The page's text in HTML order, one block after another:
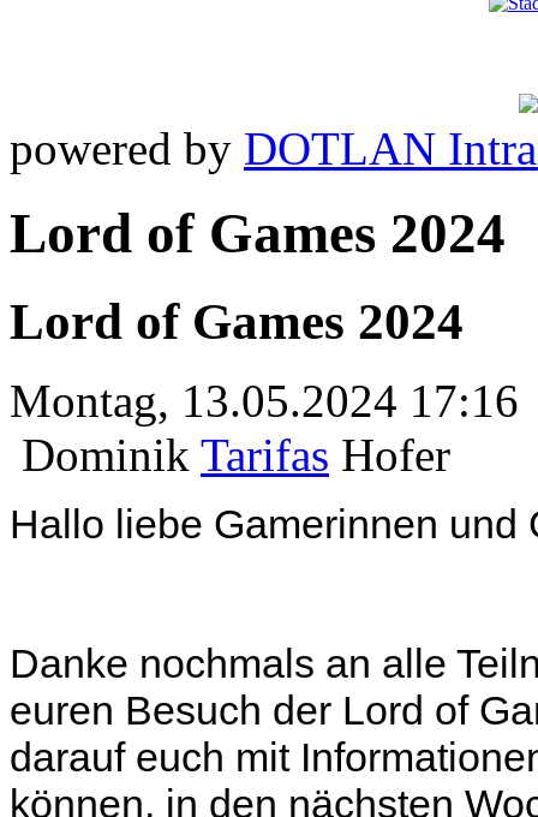
powered by DOTLAN
Lord of Games 2024
Lord of Games 2024
Montag, 13.05.2024 17:16
Dominik Tarifas Hofer
Hallo liebe Gamerinnen und
Danke nochmals an alle
euren Besuch der Lord of
darauf euch mit
können, in den nächsten